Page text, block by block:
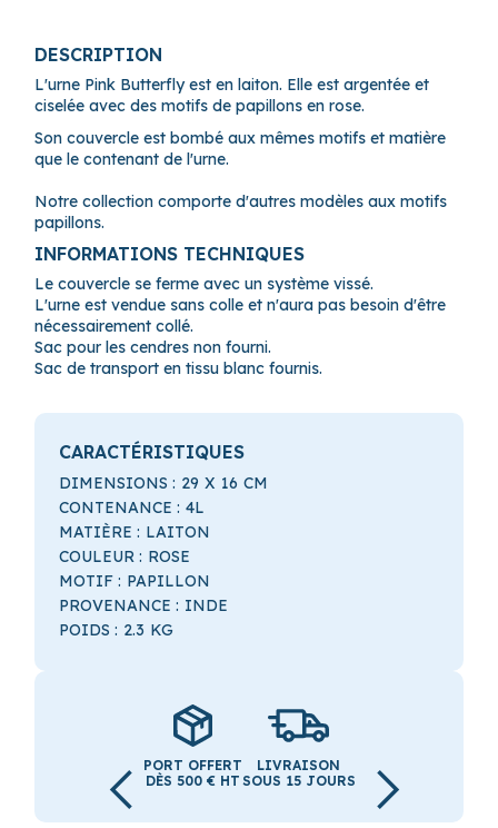
DESCRIPTION
L'urne Pink Butterfly est en laiton. Elle est argentée et
ciselée avec des motifs de papillons en rose.
Son couvercle est bombé aux mêmes motifs et matière
que le contenant de l'urne.
Notre collection comporte d'autres modèles aux motifs
papillons.
INFORMATIONS TECHNIQUES
Le couvercle se ferme avec un système vissé.
L'urne est vendue sans colle et n'aura pas besoin d'être
nécessairement collé.
Sac pour les cendres non fourni.
Sac de transport en tissu blanc fournis.
CARACTÉRISTIQUES
DIMENSIONS : 29 X 16 CM
CONTENANCE : 4L
MATIÈRE : LAITON
COULEUR : ROSE
MOTIF : PAPILLON
PROVENANCE : INDE
POIDS : 2.3 KG
PORT OFFERT
DÈS 500 € HT
LIVRAISON
SOUS 15 JOURS